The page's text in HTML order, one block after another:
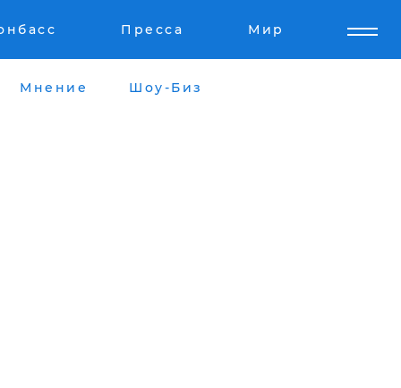
Пресса Мир
Мнение Шоу-Биз